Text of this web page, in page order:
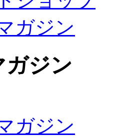
ガジン
ジン
ガジン